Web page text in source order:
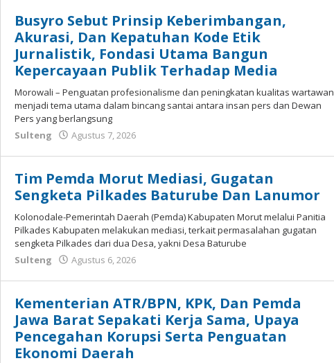
Busyro Sebut Prinsip Keberimbangan,
Akurasi, Dan Kepatuhan Kode Etik
Jurnalistik, Fondasi Utama Bangun
Kepercayaan Publik Terhadap Media
Morowali – Penguatan profesionalisme dan peningkatan kualitas wartawan,
menjadi tema utama dalam bincang santai antara insan pers dan Dewan
Pers yang berlangsung
Sulteng
Agustus 7, 2026
Tim Pemda Morut Mediasi, Gugatan
Sengketa Pilkades Baturube Dan Lanumor
Kolonodale-Pemerintah Daerah (Pemda) Kabupaten Morut melalui Panitia
Pilkades Kabupaten melakukan mediasi, terkait permasalahan gugatan
sengketa Pilkades dari dua Desa, yakni Desa Baturube
Sulteng
Agustus 6, 2026
Kementerian ATR/BPN, KPK, Dan Pemda
Jawa Barat Sepakati Kerja Sama, Upaya
Pencegahan Korupsi Serta Penguatan
Ekonomi Daerah